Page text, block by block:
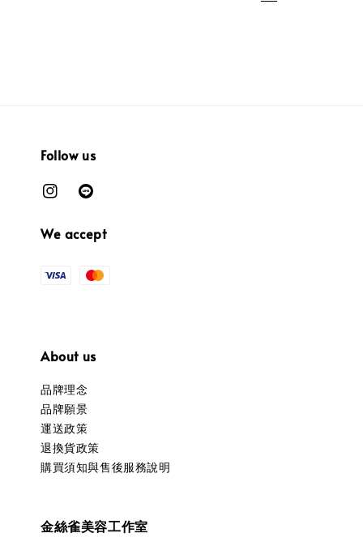
Follow us
We accept
About us
品牌理念
品牌願景
運送政策
退換貨政策
購買須知與售後服務說明
金絲雀美容工作室